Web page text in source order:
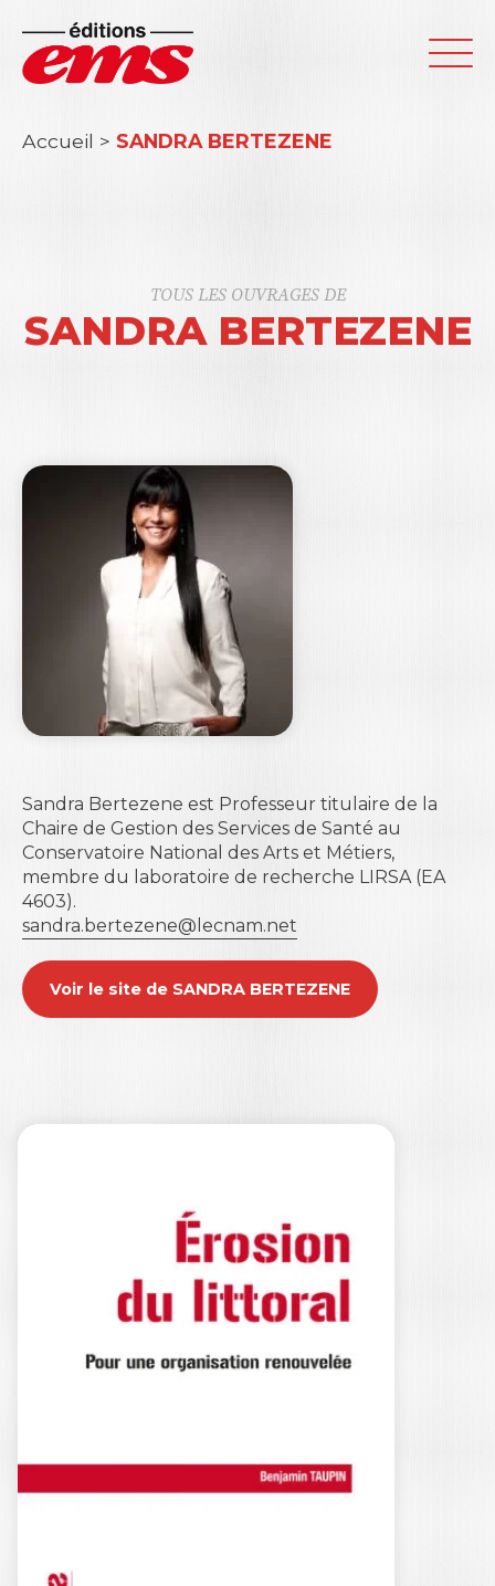
Accueil > SANDRA BERTEZENE
TOUS LES OUVRAGES DE
SANDRA BERTEZENE
Sandra Bertezene est Professeur titulaire de la
Chaire de Gestion des Services de Santé au
Conservatoire National des Arts et Métiers,
membre du laboratoire de recherche LIRSA (EA
4603).
sandra.bertezene@lecnam.net
Voir le site de SANDRA BERTEZENE